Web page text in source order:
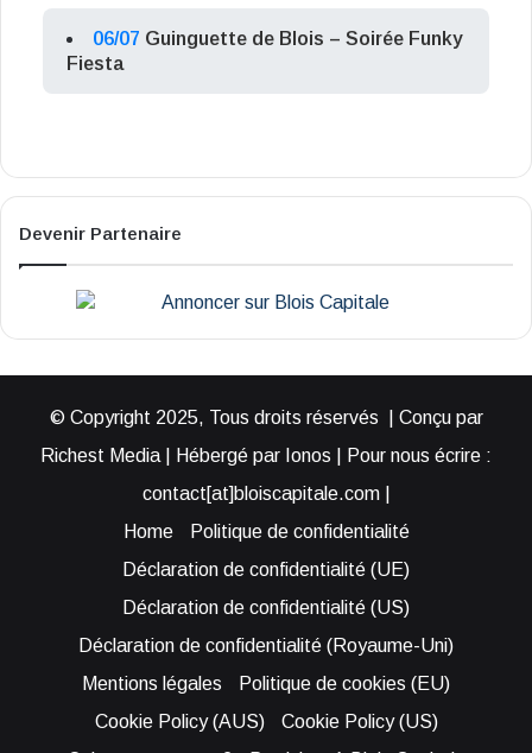
06/07 Guinguette de Blois – Soirée Funky
Fiesta
Devenir Partenaire
© Copyright 2025, Tous droits réservés | Conçu par
Richest Media | Hébergé par Ionos | Pour nous écrire :
contact[at]bloiscapitale.com |
Home
Politique de confidentialité
Déclaration de confidentialité (UE)
Déclaration de confidentialité (US)
Déclaration de confidentialité (Royaume-Uni)
Mentions légales
Politique de cookies (EU)
Cookie Policy (AUS)
Cookie Policy (US)